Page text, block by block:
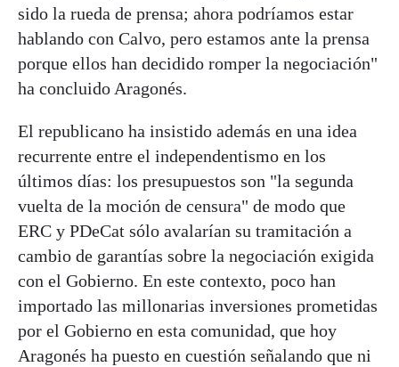
sido la rueda de prensa; ahora podríamos estar
hablando con Calvo, pero estamos ante la prensa
porque ellos han decidido romper la negociación"
ha concluido Aragonés.
El republicano ha insistido además en una idea
recurrente entre el independentismo en los
últimos días: los presupuestos son "la segunda
vuelta de la moción de censura" de modo que
ERC y PDeCat sólo avalarían su tramitación a
cambio de garantías sobre la negociación exigida
con el Gobierno. En este contexto, poco han
importado las millonarias inversiones prometidas
por el Gobierno en esta comunidad, que hoy
Aragonés ha puesto en cuestión señalando que ni